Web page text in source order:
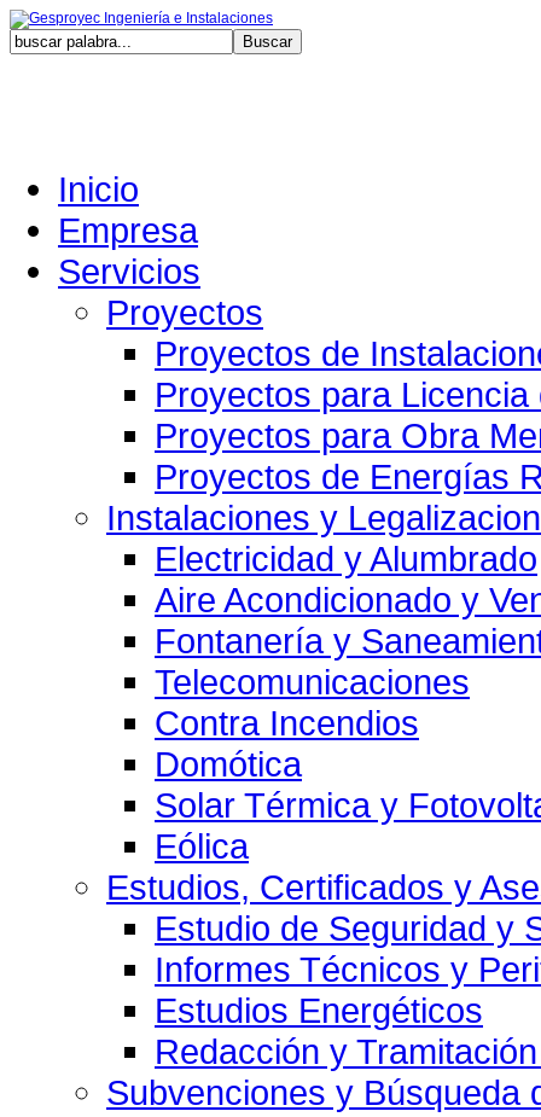
Inicio
Empresa
Servicios
Proyectos
Proyectos de
Proyectos para Licencia
Proyectos para Obra
Proyectos de Energías
Instalaciones y
Electricidad y Alumbrado
Aire Acondicionado y
Fontanería y
Telecomunicaciones
Contra Incendios
Domótica
Solar Térmica y
Eólica
Estudios, Certificados y
Estudio de Seguridad y
Informes Técnicos y
Estudios Energéticos
Redacción y
Subvenciones y Búsqueda